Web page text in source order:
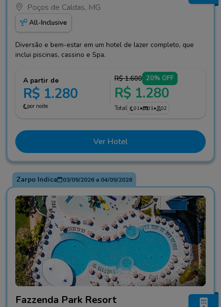
Poços de Caldas, MG
All-Inclusive
Diversão e bem-estar em um hotel de lazer completo, que
inclui piscinas, cassino e Spa.
A partir de
R$ 1.280
por noite
R$ 1.600 20% OFF
R$ 1.280
Total 01• 01• 02
Ver Hotel
Zarpo Indica 03/09/2026a 04/09/2026
Fazzenda Park Resort